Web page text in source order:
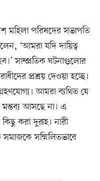
মহিলা পরিষদের সভাপতি
‘আমরা যদি দায়িত্ব
সাম্প্রতিক ঘটনাগুলোর
প্রশ্রয় দেওয়া হচ্ছে।
আমরা ব্যথিত যে
মন্তব্য আসছে না। এ
করা দুরূহ। নারী
সমাজকে সম্মিলিতভাবে